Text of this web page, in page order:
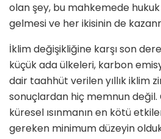
olan şey, bu mahkemede
gelmesi ve her ikisinin de
İklim değişikliğine karşı son
küçük ada ülkeleri, karbon
dair taahhüt verilen yıllık iklim
sonuçlardan hiç memnun
küresel ısınmanın en kötü
gereken minimum düzeyin